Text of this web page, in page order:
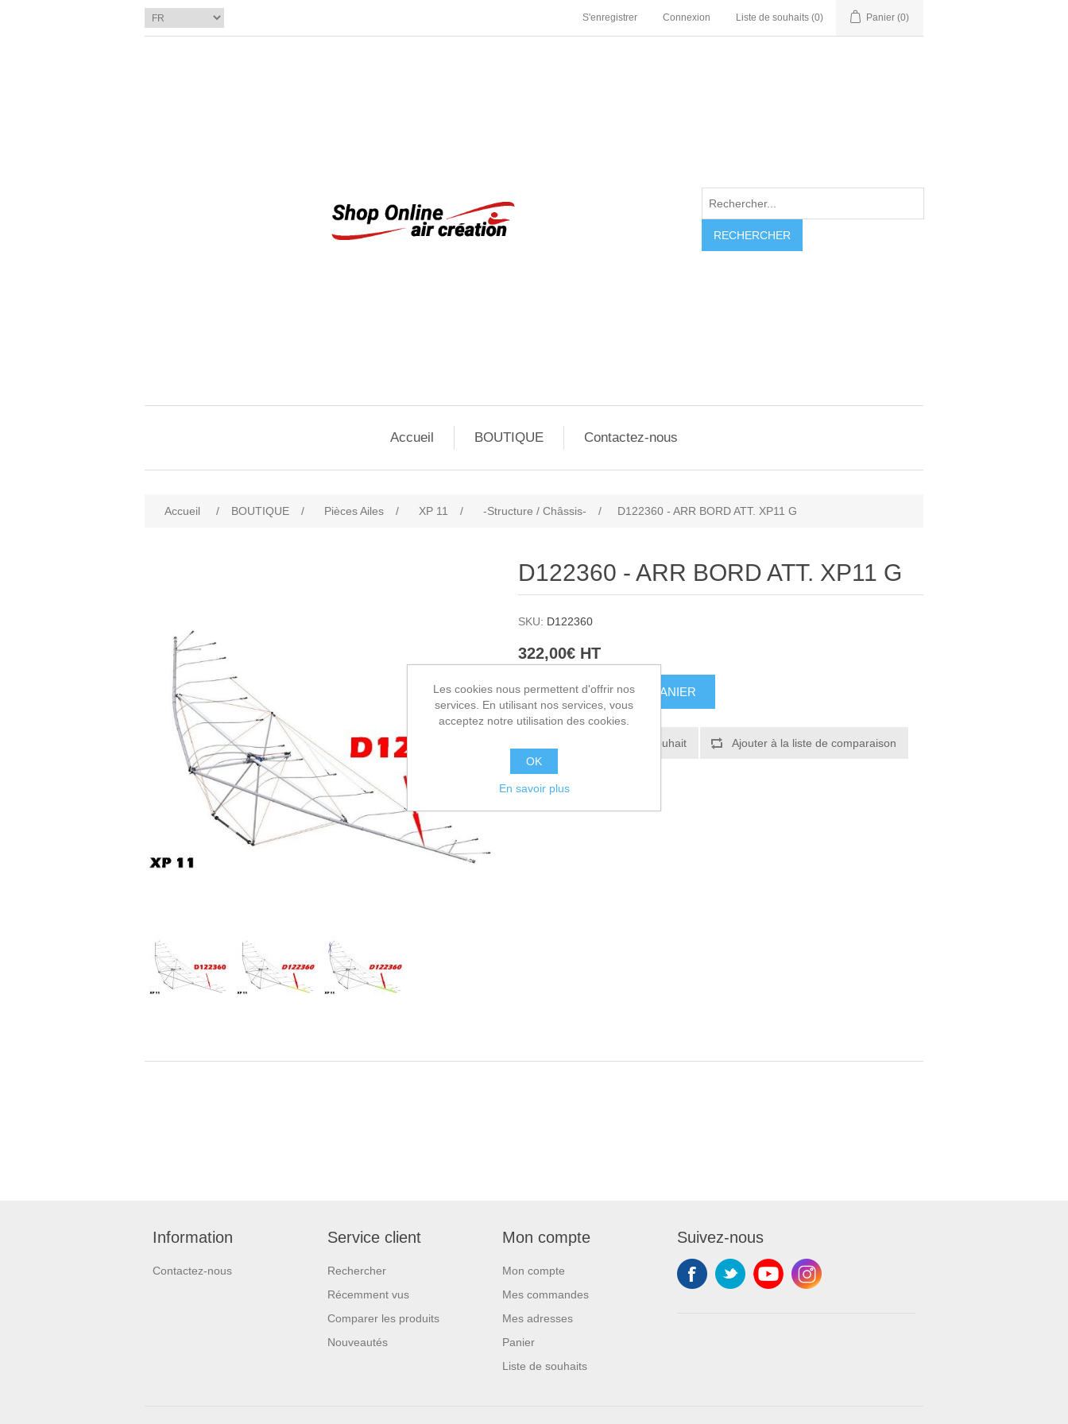
S'enregistrer Connexion Liste de souhaits (0) Panier (0)
RECHERCHER
Accueil BOUTIQUE Contactez-nous
Accueil / BOUTIQUE / Pièces Ailes / XP 11 / -Structure / Châssis- / D122360 - ARR BORD ATT. XP11 G
D122360 - ARR BORD ATT. XP11 G
SKU: D122360
322,00€ HT
AJOUTER AU PANIER
Ajouter à la liste de souhait Ajouter à la liste de comparaison
Envoyer à un ami
Information
Contactez-nous
Service client
Rechercher
Récemment vus
Comparer les produits
Nouveautés
Mon compte
Mon compte
Mes commandes
Mes adresses
Panier
Liste de souhaits
Suivez-nous
Les cookies nous permettent d'offrir nos
services. En utilisant nos services, vous
acceptez notre utilisation des cookies.
OK
En savoir plus